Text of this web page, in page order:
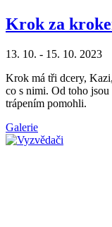
Krok za
13. 10. - 15. 10. 2023
Krok má tři dcery,
co s nimi. Od toho
trápením pomohli.
Galerie